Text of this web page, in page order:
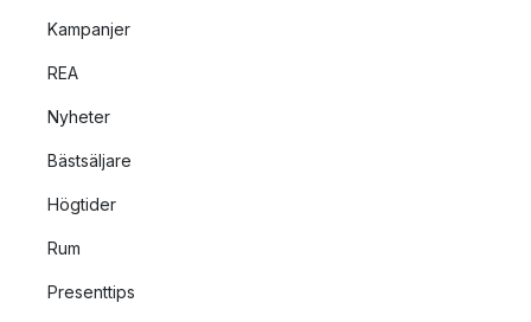
Kampanjer
REA
Nyheter
Bästsäljare
Högtider
Rum
Presenttips